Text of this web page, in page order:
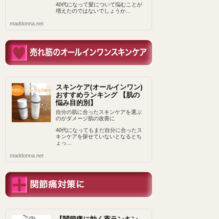
40代になって髪について悩むことが
増えたのではないでしょうか…
maddonna.net
スキンケア(オールインワン)
おすすめランキング 【肌の
悩み目的別】
自分の肌に合ったスキンケアを選ぶ
のがダメージ肌の改善に
40代になってもまだ自分に合ったス
キンケアを探せていないとなるとち
ょっ…
maddonna.net